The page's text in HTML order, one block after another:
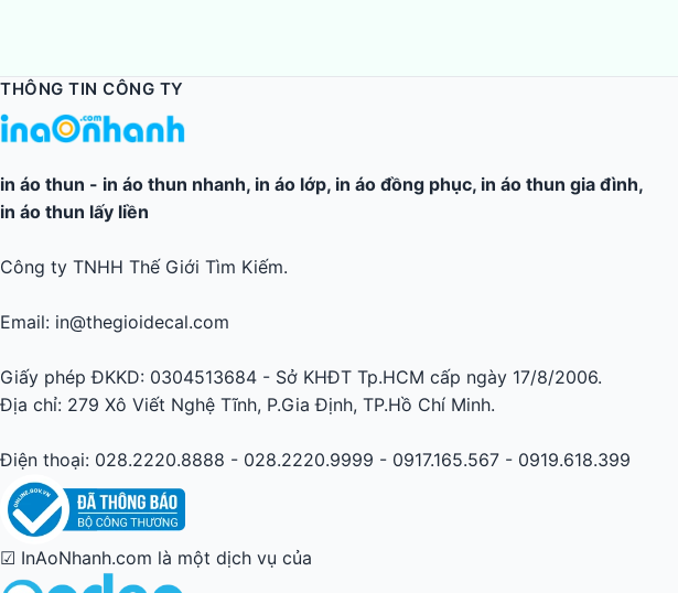
THÔNG TIN CÔNG TY
in áo thun - in áo thun nhanh, in áo lớp, in áo đồng phục, in áo thun gia đình,
in áo thun lấy liền
Công ty TNHH Thế Giới Tìm Kiếm.
Email: in@thegioidecal.com
Giấy phép ĐKKD: 0304513684 - Sở KHĐT Tp.HCM cấp ngày 17/8/2006.
Địa chỉ: 279 Xô Viết Nghệ Tĩnh, P.Gia Định, TP.Hồ Chí Minh.
Điện thoại: 028.2220.8888 - 028.2220.9999 - 0917.165.567 - 0919.618.399
☑ InAoNhanh.com là một dịch vụ của